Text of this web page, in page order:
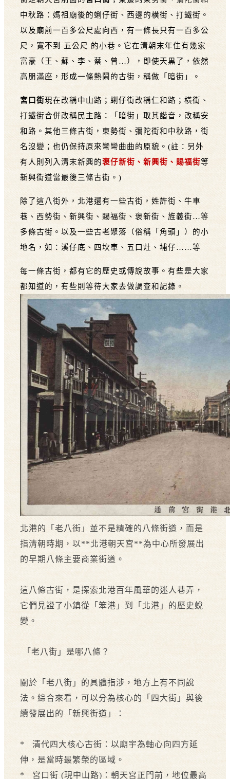
中秋路：媽祖廟後的蜊仔街、西邊的橫街、打鐵街。
以及廟前一百多公尺處向西，有一條長只有一百多公
尺，寬不到 五公尺 的小巷。它在清朝末年住有幾家
富豪（王、蘇、李、蔡、曾…），即使天黒了，依然
高朋滿座，形成一條熱鬧的古街，稱做「暗街」。
宮口街現在改稱中山路；蜊仔街改稱仁和路；橫街、
打鐵街合併改稱民主路：「暗街」取其諧音，改稱安
和路。其他三條古街，東勢街、彌陀街和中秋路，街
名沒變；也仍保持原來彎彎曲曲的原貌。(註：另外
有人則列入清末新興的褒仔新街、新興街、賜福街等
新興街道當最後三條古街。)
除了這八街外，北港還有一些古街，姓許街、牛車
巷、西勢街、新興街、賜福街、褒新街、旌義街…等
多條古街。以及一些古老聚落（俗稱「角頭」）的小
地名，如：溪仔底、四坎車、五口灶、埔仔……等
每一條古街，都有它的歷史或傳說故事。有些是大家
都知道的，有些則等待大家去做調查和記錄。
北港的「老八街」並不是精確的八條街道，而是
指清朝時期，以**北港朝天宮**為中心所發展出
的早期八條主要商業街道。
這八條古街，是探索北港百年風華的迷人巷弄，
它們見證了小鎮從「笨港」到「北港」的歷史蛻
變。
「老八街」是哪八條？
關於「老八街」的具體指涉，地方上有不同說
法。綜合來看，可以分為核心的「四大街」與後
續發展出的「新興街道」：
* 清代四大核心古街：以廟宇為軸心向四方延
伸，是當時最繁榮的區域。
* 宮口街 (現中山路)：朝天宮正門前，地位最高